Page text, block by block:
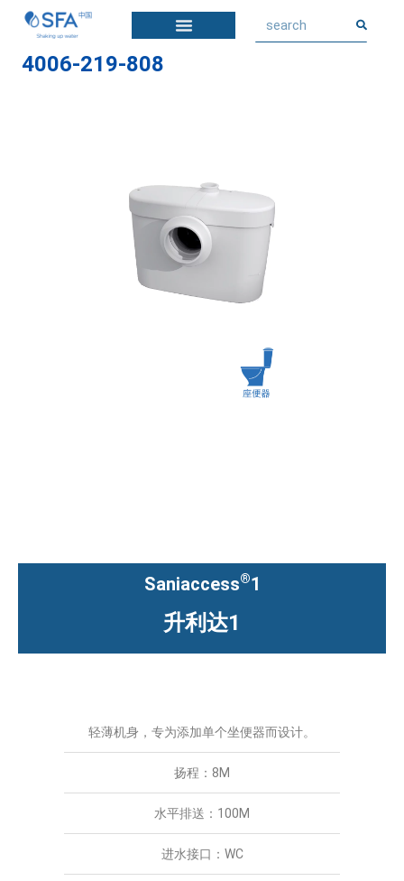
4006-219-808
Saniaccess®1
升利达1
轻薄机身，专为添加单个坐便器而设计。
扬程：8M
水平排送：100M
进水接口：WC